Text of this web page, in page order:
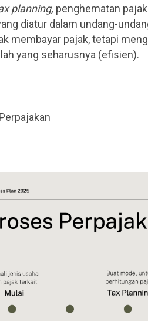
planning, penghematan
diatur dalam undang-
membayar pajak, tetapi
yang seharusnya (efisien).